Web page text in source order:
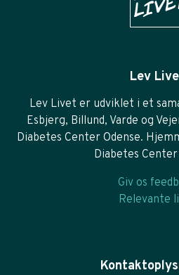
Lev
Lev Livet er udviklet i et
Esbjerg, Billund, Varde og
Diabetes Center Odense.
Diabetes Center
Giv os
Relevante